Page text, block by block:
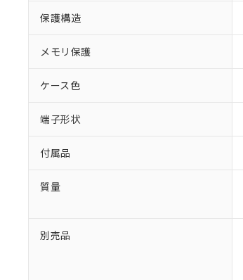
保護構造
メモリ保護
ケース色
端子形状
付属品
質量
別売品